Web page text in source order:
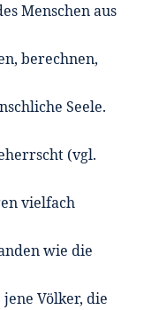
Menschen aus
berechnen,
Seele.
(vgl.
vielfach
wie die
Völker, die